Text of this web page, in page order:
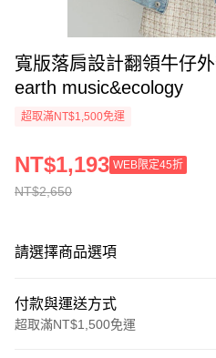
寬版落肩設計翻領牛仔
earth music&ecology
超取滿NT$1,500免運
NT$2,650
NT$1,193 WEB限定45折
請選擇商品選項
付款與運送方式
超取滿NT$1,500免運